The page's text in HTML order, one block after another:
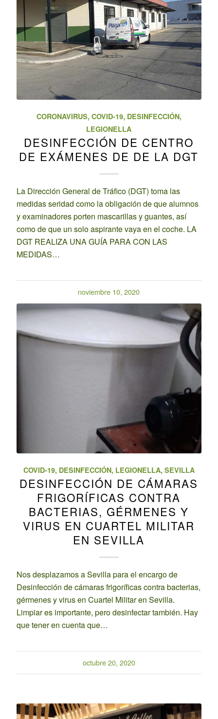
CORONAVIRUS, COVID-19, DESINFECCIÓN,
LEGIONELLA
DESINFECCIÓN DE CENTRO
DE EXÁMENES DE DE LA DGT
La Dirección General de Tráfico (DGT) toma las
medidas seridad como la obligación de que alumnos
y examinadores porten mascarillas y guantes, así
como de que un solo aspirante vaya en el coche. LA
DGT REALIZA UNA GUÍA PARA CON LAS
MEDIDAS…
noviembre 10, 2020
COVID-19, DESINFECCIÓN, LEGIONELLA, SEVILLA
DESINFECCIÓN DE CÁMARAS
FRIGORÍFICAS CONTRA
BACTERIAS, GÉRMENES Y
VIRUS EN CUARTEL MILITAR
EN SEVILLA
Nos desplazamos a Sevilla para el encargo de
Desinfección de cámaras frigoríficas contra bacterias,
gérmenes y virus en Cuartel Militar en Sevilla.
Limpiar es importante, pero desinfectar también. Hay
que tener en cuenta que…
octubre 20, 2020